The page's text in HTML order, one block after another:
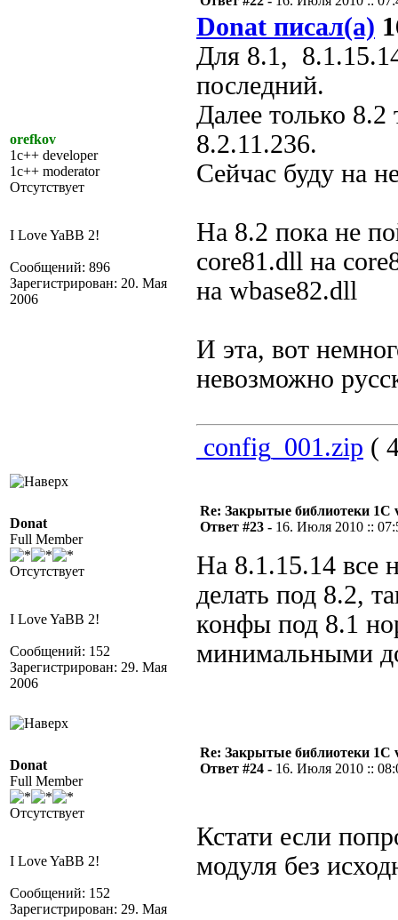
orefkov
1c++ developer
1c++ moderator
Отсутствует
I Love YaBB 2!
Сообщений: 896
Зарегистрирован: 20. Мая
2006
Donat писал(а)
Для 8.1,
последний.
Далее только
8.2.11.236.
Сейчас буду на
На 8.2 пока не
core81.dll на
на wbase82.dll
И эта, вот
невозможно
config_001.zip (
Donat
Full Member
Отсутствует
I Love YaBB 2!
Сообщений: 152
Зарегистрирован: 29. Мая
2006
Re: Закрытые библиотеки 1С
Ответ #23 - 16. Июля 2010 ::
На 8.1.15.14 все
делать под 8.2,
конфы под 8.1
минимальными
Donat
Full Member
Отсутствует
I Love YaBB 2!
Сообщений: 152
Зарегистрирован: 29. Мая
Re: Закрытые библиотеки 1С
Ответ #24 - 16. Июля 2010 ::
Кстати если
модуля без